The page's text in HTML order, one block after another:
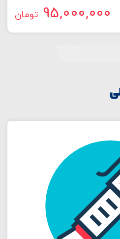
95,000,000 تومان